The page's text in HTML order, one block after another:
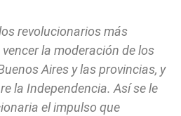
revolucionarios más
la moderación de los
Aires y las provincias, y
la Independencia. Así se le
el impulso que